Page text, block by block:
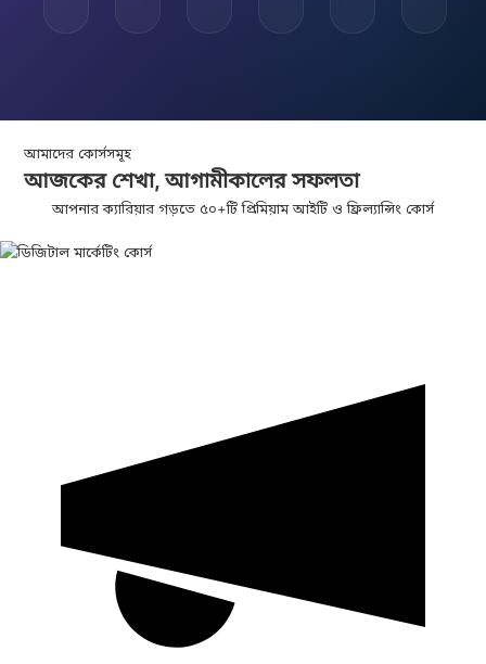
আমাদের কোর্সসমূহ
আজকের শেখা,আগামীকালের সফলতা
আপনার ক্যারিয়ার গড়তে ৫০+টি প্রিমিয়াম আইটি ও ফ্রিল্যান্সিং কোর্স